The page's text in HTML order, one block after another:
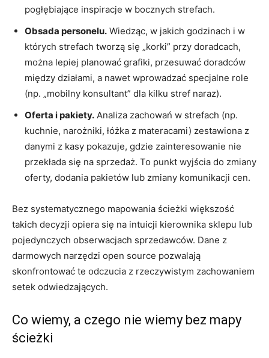
pogłębiające inspiracje w bocznych strefach.
Obsada personelu. Wiedząc, w jakich godzinach i w
których strefach tworzą się „korki” przy doradcach,
można lepiej planować grafiki, przesuwać doradców
między działami, a nawet wprowadzać specjalne role
(np. „mobilny konsultant” dla kilku stref naraz).
Oferta i pakiety. Analiza zachowań w strefach (np.
kuchnie, narożniki, łóżka z materacami) zestawiona z
danymi z kasy pokazuje, gdzie zainteresowanie nie
przekłada się na sprzedaż. To punkt wyjścia do zmiany
oferty, dodania pakietów lub zmiany komunikacji cen.
Bez systematycznego mapowania ścieżki większość
takich decyzji opiera się na intuicji kierownika sklepu lub
pojedynczych obserwacjach sprzedawców. Dane z
darmowych narzędzi open source pozwalają
skonfrontować te odczucia z rzeczywistym zachowaniem
setek odwiedzających.
Co wiemy, a czego nie wiemy bez mapy
ścieżki